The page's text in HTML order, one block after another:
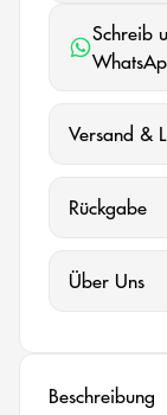
Schreib
Versand &
Rückgabe
Über Uns
Beschreibung